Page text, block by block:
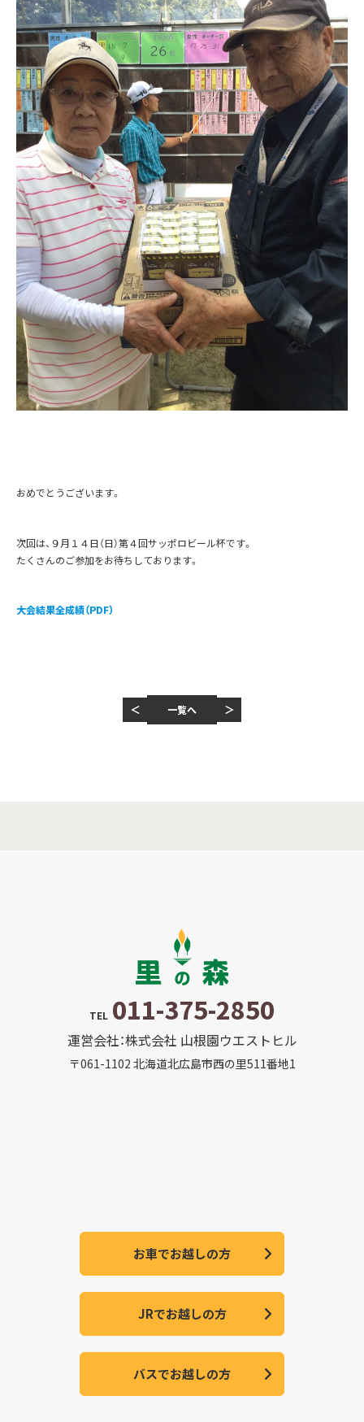
おめでとうございます。
次回は、９月１４日（日）第４回サッポロビール杯です。
たくさんのご参加をお待ちしております。
大会結果全成績（PDF）
＜ 一覧へ ＞
TEL 011-375-2850
運営会社：株式会社 山根園ウエストヒル
〒061-1102 北海道北広島市西の里511番地1
お車でお越しの方
JRでお越しの方
バスでお越しの方